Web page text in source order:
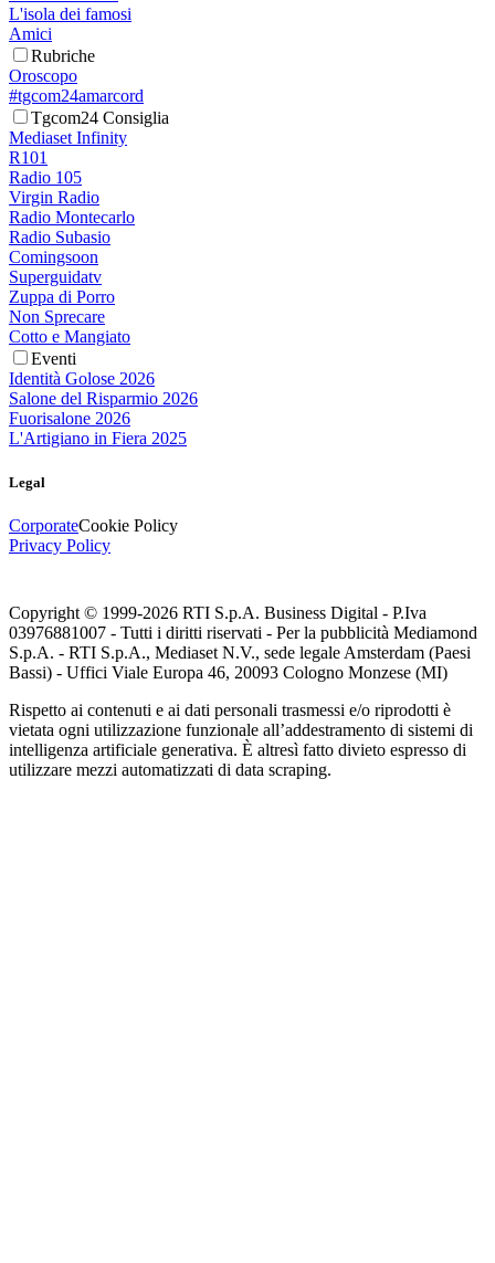
L'isola dei famosi
Amici
Rubriche
Oroscopo
#tgcom24amarcord
Tgcom24 Consiglia
Mediaset Infinity
R101
Radio 105
Virgin Radio
Radio Montecarlo
Radio Subasio
Comingsoon
Superguidatv
Zuppa di Porro
Non Sprecare
Cotto e Mangiato
Eventi
Identità Golose 2026
Salone del Risparmio 2026
Fuorisalone 2026
L'Artigiano in Fiera 2025
Legal
CorporateCookie Policy
Privacy Policy
Copyright © 1999-2026 RTI S.p.A. Business Digital - P.Iva
03976881007 - Tutti i diritti riservati - Per la pubblicità Mediamond
S.p.A. - RTI S.p.A., Mediaset N.V., sede legale Amsterdam (Paesi
Bassi) - Uffici Viale Europa 46, 20093 Cologno Monzese (MI)
Rispetto ai contenuti e ai dati personali trasmessi e/o riprodotti è
vietata ogni utilizzazione funzionale all’addestramento di sistemi di
intelligenza artificiale generativa. È altresì fatto divieto espresso di
utilizzare mezzi automatizzati di data scraping.